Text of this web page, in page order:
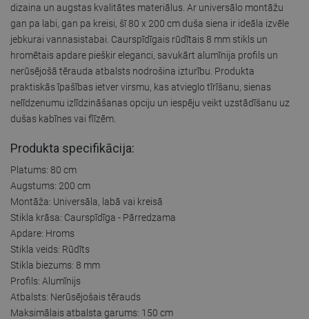
dizaina un augstas kvalitātes materiālus. Ar universālo montāžu
gan pa labi, gan pa kreisi, šī 80 x 200 cm duša siena ir ideāla izvēle
jebkurai vannasistabai. Caurspīdīgais rūdītais 8 mm stikls un
hromētais apdare piešķir eleganci, savukārt alumīnija profils un
nerūsējošā tērauda atbalsts nodrošina izturību. Produkta
praktiskās īpašības ietver virsmu, kas atvieglo tīrīšanu, sienas
nelīdzenumu izlīdzināšanas opciju un iespēju veikt uzstādīšanu uz
dušas kabīnes vai flīzēm.
Produkta specifikācija:
Platums: 80 cm
Augstums: 200 cm
Montāža: Universāla, labā vai kreisā
Stikla krāsa: Caurspīdīga - Pārredzama
Apdare: Hroms
Stikla veids: Rūdīts
Stikla biezums: 8 mm
Profils: Alumīnijs
Atbalsts: Nerūsējošais tērauds
Maksimālais atbalsta garums: 150 cm